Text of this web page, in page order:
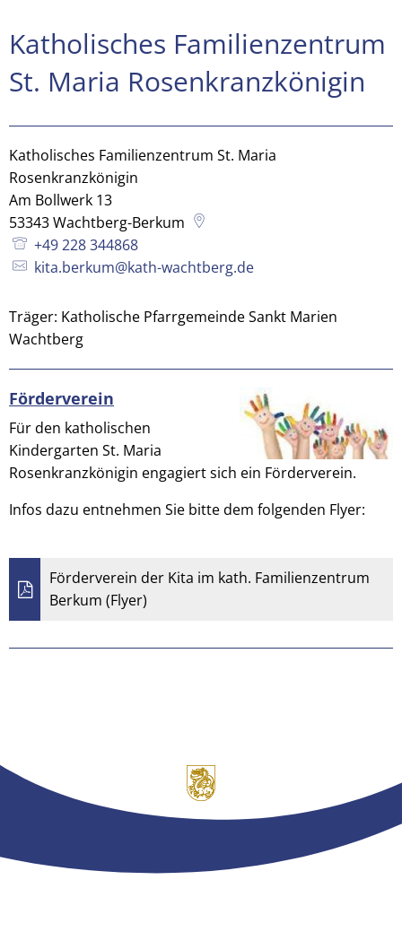
Katholisches
Familienzentrum
St.
Maria
Rosenkranzkönigin
Berkum
Katholisches Familienzentrum
St. Maria Rosenkranzkönigin
Katholisches Familienzentrum St. Maria
Rosenkranzkönigin
Am Bollwerk 13
53343Wachtberg-Berkum
+49 228 344868
kita.berkum@kath-wachtberg.de
Träger: Katholische Pfarrgemeinde Sankt Marien
Wachtberg
Förderverein
​Für den katholischen
Kindergarten St. Maria
Rosenkranzkönigin engagiert sich ein Förderverein.
Infos dazu entnehmen Sie bitte dem folgenden Flyer:
Förderverein der Kita im kath. Familienzentrum
Berkum (Flyer)